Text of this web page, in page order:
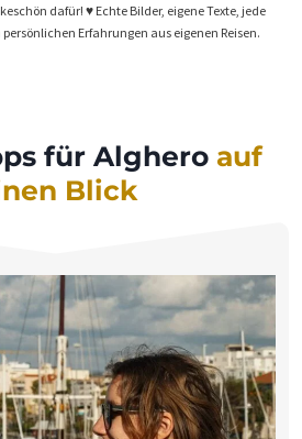
dafür! ♥️ Echte Bilder, eigene Texte, jede
Erfahrungen aus eigenen Reisen.
für Alghero auf
Blick